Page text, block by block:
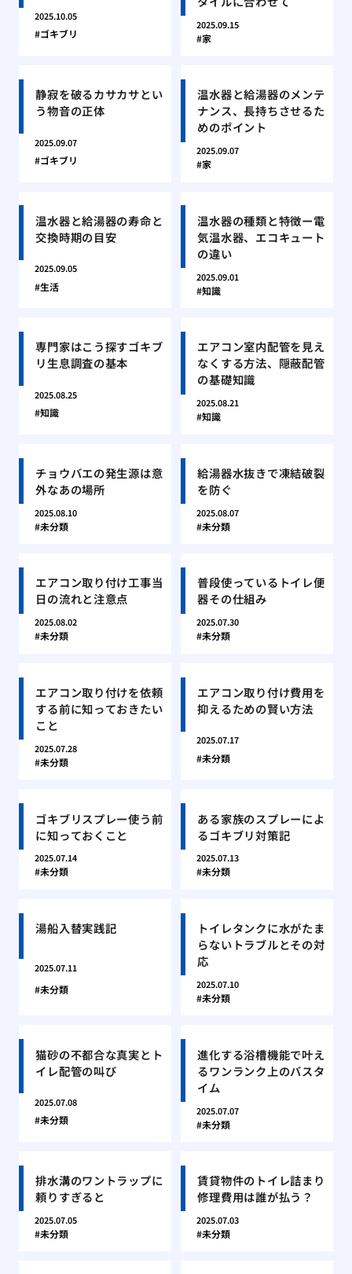
2025.10.05
ゴキブリ
2025.09.15
家
静寂を破るカサカサとい
う物音の正体
2025.09.07
ゴキブリ
温水器と給湯器のメンテ
ナンス、長持ちさせるた
めのポイント
2025.09.07
家
温水器と給湯器の寿命と
交換時期の目安
2025.09.05
生活
温水器の種類と特徴ー電
気温水器、エコキュート
の違い
2025.09.01
知識
専門家はこう探すゴキブ
リ生息調査の基本
2025.08.25
知識
エアコン室内配管を見え
なくする方法、隠蔽配管
の基礎知識
2025.08.21
知識
チョウバエの発生源は意
外なあの場所
2025.08.10
未分類
給湯器水抜きで凍結破裂
を防ぐ
2025.08.07
未分類
エアコン取り付け工事当
日の流れと注意点
2025.08.02
未分類
普段使っているトイレ便
器その仕組み
2025.07.30
未分類
エアコン取り付けを依頼
する前に知っておきたい
こと
2025.07.28
未分類
エアコン取り付け費用を
抑えるための賢い方法
2025.07.17
未分類
ゴキブリスプレー使う前
に知っておくこと
2025.07.14
未分類
ある家族のスプレーによ
るゴキブリ対策記
2025.07.13
未分類
湯船入替実践記
2025.07.11
未分類
トイレタンクに水がたま
らないトラブルとその対
応
2025.07.10
未分類
猫砂の不都合な真実とト
イレ配管の叫び
2025.07.08
未分類
進化する浴槽機能で叶え
るワンランク上のバスタ
イム
2025.07.07
未分類
排水溝のワントラップに
頼りすぎると
2025.07.05
未分類
賃貸物件のトイレ詰まり
修理費用は誰が払う？
2025.07.03
未分類